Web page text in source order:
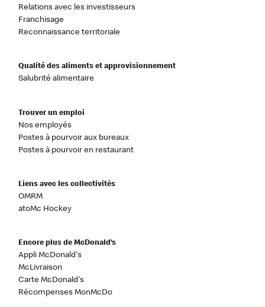
Relations avec les investisseurs
Franchisage
Reconnaissance territoriale
Qualité des aliments et approvisionnement
Salubrité alimentaire
Trouver un emploi
Nos employés
Postes à pourvoir aux bureaux
Postes à pourvoir en restaurant
Liens avec les collectivités
OMRM
atoMc Hockey
Encore plus de McDonald’s
Appli McDonald's
McLivraison
Carte McDonald's
Récompenses MonMcDo